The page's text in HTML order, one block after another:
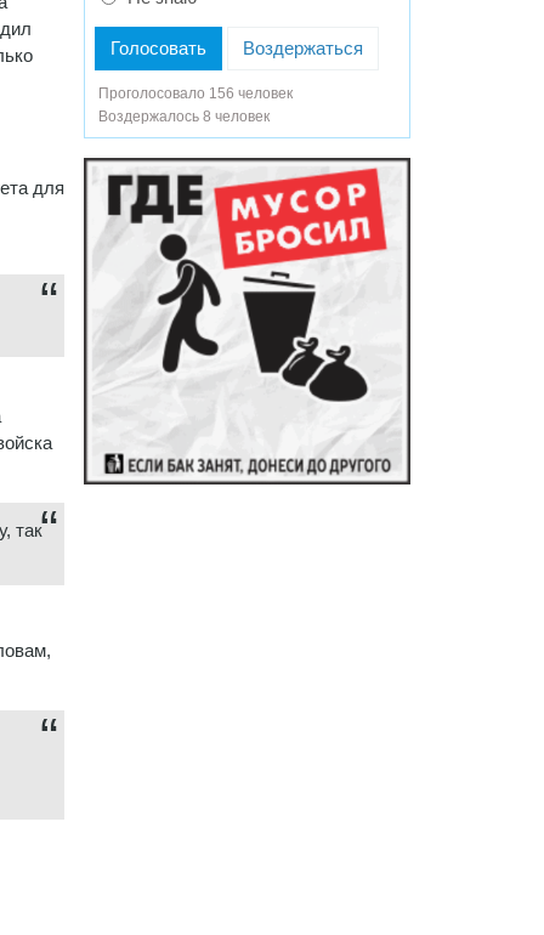
для
так
Голосовать Воздержаться
Проголосовало 156 человек
Воздержалось 8 человек